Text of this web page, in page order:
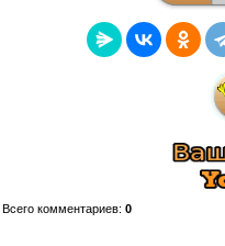
Всего комментариев: 0